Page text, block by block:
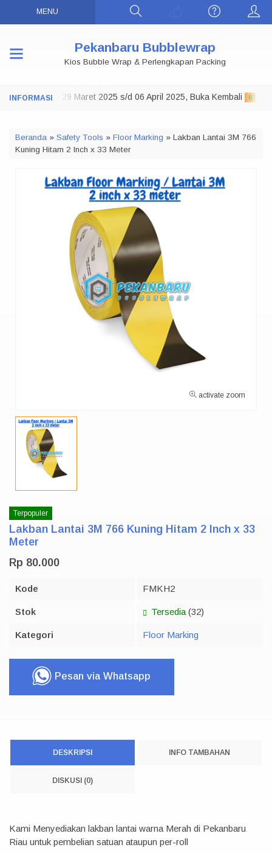
MENU
Pekanbaru Bubblewrap
Kios Bubble Wrap & Perlengkapan Packing
Toko Tutup 29 Maret 2025 s/d 06 April 2025, Buka Kembali 07 APRIL
Beranda » Safety Tools » Floor Marking » Lakban Lantai 3M 766
Kuning Hitam 2 Inch x 33 Meter
activate zoom
Terpopuler
Lakban Lantai 3M 766 Kuning Hitam 2 Inch x 33
Meter
Rp 80.000
Kode FMKH2
Stok Tersedia (32)
Kategori Floor Marking
Pesan via Whatsapp
DESKRIPSI INFO TAMBAHAN
DISKUSI (0)
Kami Menyediakan lakban lantai warna Merah di Pekanbaru
Riau untuk pembelian satuan ataupun per-roll